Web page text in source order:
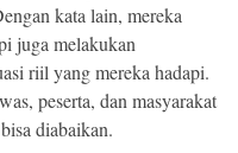
kata lain, mereka
juga melakukan
riil yang mereka hadapi.
peserta, dan masyarakat
diabaikan.